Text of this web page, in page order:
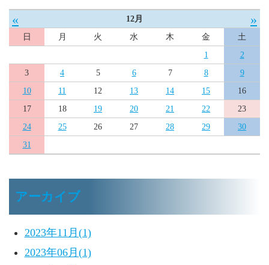
« 12月 »
日 月 火 水 木 金
土
1
2
3
4 5 6 7 8
9
10
11 12 13 14 15
16
17
18 19 20 21 22
23
24
25 26 27 28 29
30
31
アーカイブ
2023年11月(1)
2023年06月(1)